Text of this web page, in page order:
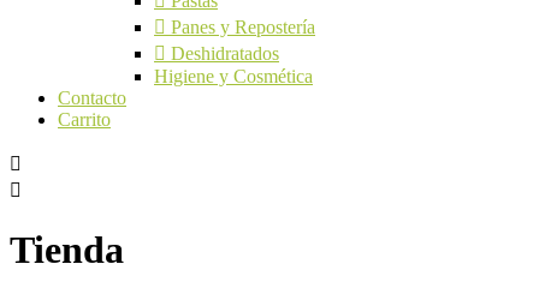
Panes y Repostería
Deshidratados
Higiene y Cosmética
Contacto
Carrito
Tienda